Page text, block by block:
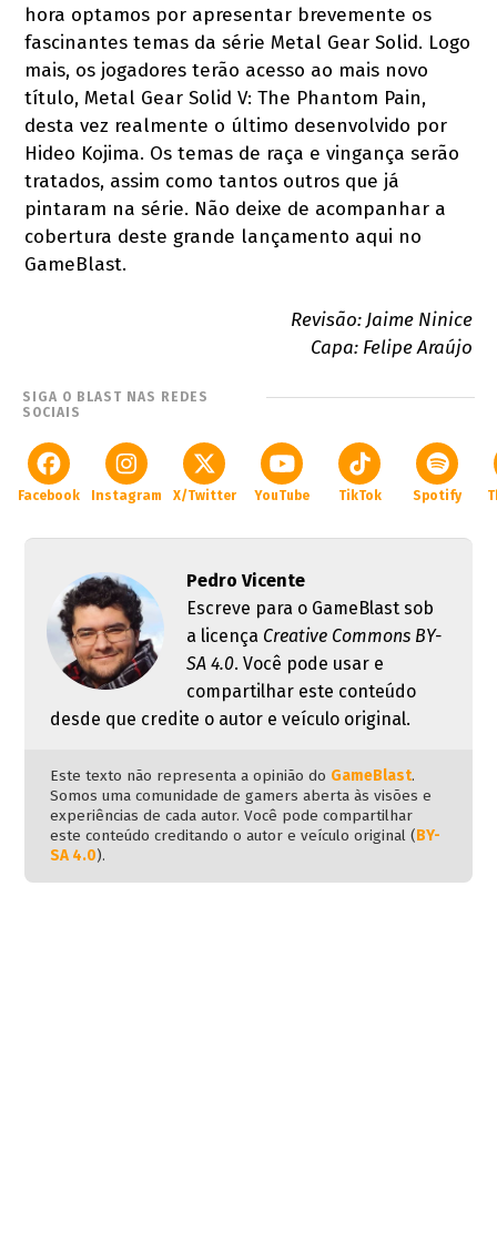
hora optamos por apresentar brevemente os
fascinantes temas da série Metal Gear Solid. Logo
mais, os jogadores terão acesso ao mais novo
título, Metal Gear Solid V: The Phantom Pain,
desta vez realmente o último desenvolvido por
Hideo Kojima. Os temas de raça e vingança serão
tratados, assim como tantos outros que já
pintaram na série. Não deixe de acompanhar a
cobertura deste grande lançamento aqui no
GameBlast.
Revisão: Jaime Ninice
Capa: Felipe Araújo
SIGA O BLAST NAS REDES
SOCIAIS
Facebook Instagram X/Twitter YouTube TikTok Spotify
Pedro Vicente
Escreve para o GameBlast sob
a licença Creative Commons BY-
SA 4.0. Você pode usar e
compartilhar este conteúdo
desde que credite o autor e veículo original.
Este texto não representa a opinião do GameBlast.
Somos uma comunidade de gamers aberta às visões e
experiências de cada autor. Você pode compartilhar
este conteúdo creditando o autor e veículo original (BY-
SA 4.0).